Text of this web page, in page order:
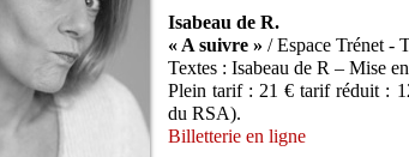
Isabeau de R.
« A suivre » / Espace Trénet -
Textes : Isabeau de R – Mise
Plein tarif : 21 € tarif réduit :
du RSA).
Billetterie en ligne